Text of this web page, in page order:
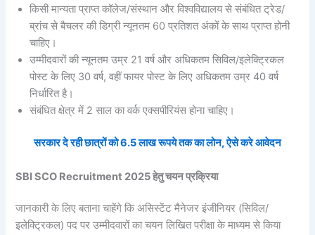
किसी मान्यता प्राप्त कॉलेज/संस्थान और विश्वविद्यालय से संबंधित ट्रेड/
ब्रांच से बैचलर की डिग्री न्यूनतम 60 प्रतिशत अंकों के साथ प्राप्त होनी
चाहिए।
उम्मीदवारों की न्यूनतम उम्र 21 वर्ष और अधिकतम सिविल/इलेक्ट्रिकल
पोस्ट के लिए 30 वर्ष, वहीं फायर पोस्ट के लिए अधिकतम उम्र 40 वर्ष
निर्धारित है।
संबंधित क्षेत्र में 2 साल का वर्क एक्सपीरियंस होना चाहिए।
सरकार दे रही छात्रों को 6.5 लाख रूपये तक का लोन, ऐसे करे आवेदन
SBI SCO Recruitment 2025 हेतु चयन प्रक्रिया
जानकारी के लिए बताना चाहेंगे कि असिस्टेंट मैनेजर इंजीनियर (सिविल/
इलेक्ट्रिकल) पद पर उम्मीदवारों का चयन लिखित परीक्षा के माध्यम से किया